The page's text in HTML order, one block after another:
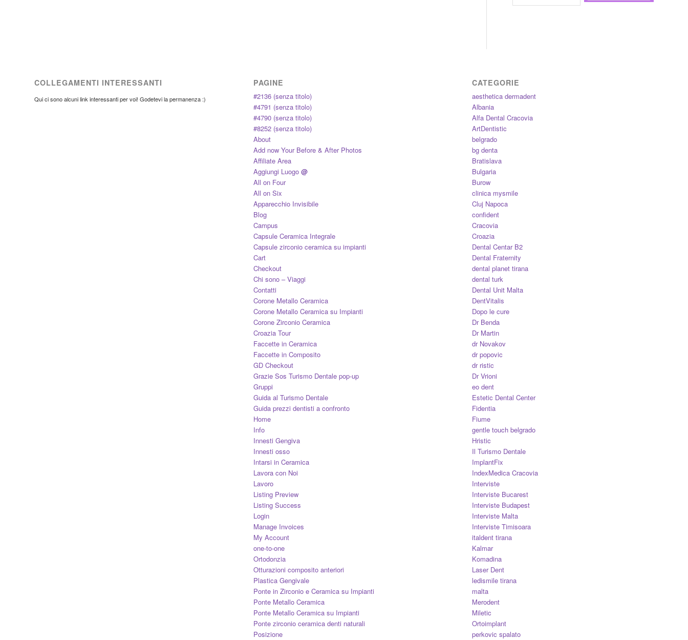
COLLEGAMENTI INTERESSANTI
Qui ci sono alcuni link interessanti per voi! Godetevi la permanenza :)
PAGINE
#2136 (senza titolo)
#4791 (senza titolo)
#4790 (senza titolo)
#8252 (senza titolo)
About
Add now Your Before & After Photos
Affiliate Area
Aggiungi Luogo @
All on Four
All on Six
Apparecchio Invisibile
Blog
Campus
Capsule Ceramica Integrale
Capsule zirconio ceramica su impianti
Cart
Checkout
Chi sono – Viaggi
Contatti
Corone Metallo Ceramica
Corone Metallo Ceramica su Impianti
Corone Zirconio Ceramica
Croazia Tour
Faccette in Ceramica
Faccette in Composito
GD Checkout
Grazie Sos Turismo Dentale pop-up
Gruppi
Guida al Turismo Dentale
Guida prezzi dentisti a confronto
Home
Info
Innesti Gengiva
Innesti osso
Intarsi in Ceramica
Lavora con Noi
Lavoro
Listing Preview
Listing Success
Login
Manage Invoices
My Account
one-to-one
Ortodonzia
Otturazioni composito anteriori
Plastica Gengivale
Ponte in Zirconio e Ceramica su Impianti
Ponte Metallo Ceramica
Ponte Metallo Ceramica su Impianti
Ponte zirconio ceramica denti naturali
Posizione
CATEGORIE
aesthetica dermadent
Albania
Alfa Dental Cracovia
ArtDentistic
belgrado
bg denta
Bratislava
Bulgaria
Burow
clinica mysmile
Cluj Napoca
confident
Cracovia
Croazia
Dental Centar B2
Dental Fraternity
dental planet tirana
dental turk
Dental Unit Malta
DentVitalis
Dopo le cure
Dr Benda
Dr Martin
dr Novakov
dr popovic
dr ristic
Dr Vrioni
eo dent
Estetic Dental Center
Fidentia
Fiume
gentle touch belgrado
Hristic
Il Turismo Dentale
ImplantFix
IndexMedica Cracovia
Interviste
Interviste Bucarest
Interviste Budapest
Interviste Malta
Interviste Timisoara
italdent tirana
Kalmar
Komadina
Laser Dent
ledismile tirana
malta
Merodent
Miletic
Ortoimplant
perkovic spalato